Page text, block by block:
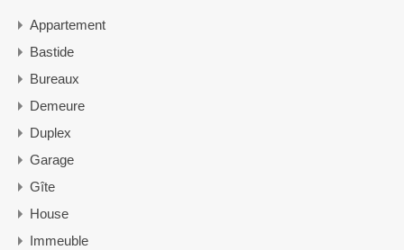
Appartement
Bastide
Bureaux
Demeure
Duplex
Garage
Gîte
House
Immeuble